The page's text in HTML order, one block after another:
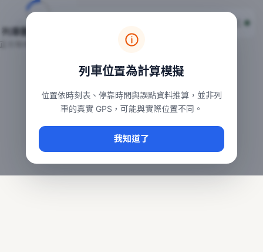
台鐵列車即時位置地圖
本頁顯示目前全台鐵運行中的列車位置，涵蓋自強、普悠瑪、
常用查詢：
、台中車站即時動態
台鐵即時動態
列車位置為計算模擬
位置依時刻表、停靠時間與誤點資料推算，並非列
車的真實 GPS，可能與實際位置不同。
我知道了
列車動態載入中…